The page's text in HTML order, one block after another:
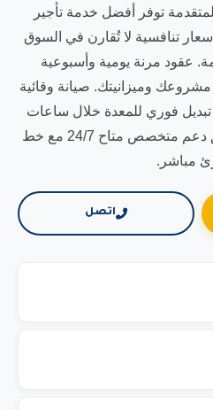
توفر أفضل خدمة تأجير
تنافسية لا تُقارن في السوق
عقود مرنة يومية وأسبوعية
وميزانيتك. صيانة وقائية
فوري للمعدة خلال ساعات
في حالة أي عطل فني. فريق دعم متخصص متاح 24/7 مع خط
مباشر.
اتصل